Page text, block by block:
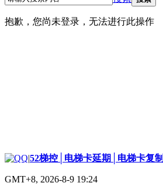
抱歉，您尚未登录，无法进行此操作
|52梯控│电梯卡延期│电梯卡复制
GMT+8, 2026-8-9 19:24